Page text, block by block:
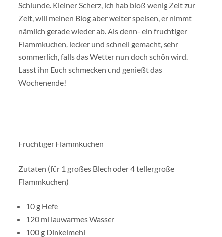
Schlunde. Kleiner Scherz, ich hab bloß wenig Zeit zur
Zeit, will meinen Blog aber weiter speisen, er nimmt
nämlich gerade wieder ab. Als denn- ein fruchtiger
Flammkuchen, lecker und schnell gemacht, sehr
sommerlich, falls das Wetter nun doch schön wird.
Lasst ihn Euch schmecken und genießt das
Wochenende!
Fruchtiger Flammkuchen
Zutaten (für 1 großes Blech oder 4 tellergroße
Flammkuchen)
10 g Hefe
120 ml lauwarmes Wasser
100 g Dinkelmehl